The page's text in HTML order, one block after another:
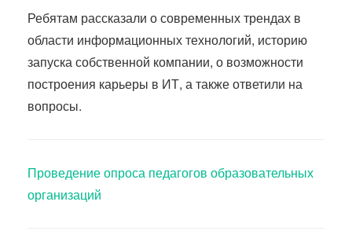
Ребятам рассказали о современных трендах в
области информационных технологий, историю
запуска собственной компании, о возможности
построения карьеры в ИТ, а также ответили на
вопросы.
Проведение опроса педагогов образовательных
организаций